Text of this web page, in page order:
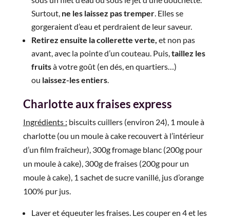
Surtout, ne les laissez pas tremper. Elles se
gorgeraient d’eau et perdraient de leur saveur.
Retirez ensuite la collerette verte, et non pas
avant, avec la pointe d’un couteau. Puis, taillez les
fruitsà votre goût (en dés, en quartiers…)
ou laissez-les entiers.
Charlotte aux fraises express
Ingrédients : biscuits cuillers (environ 24), 1 moule à
charlotte (ou un moule à cake recouvert à l’intérieur
d’un film fraîcheur), 300g fromage blanc (200g pour
un moule à cake), 300g de fraises (200g pour un
moule à cake), 1 sachet de sucre vanillé, jus d’orange
100% pur jus.
Laver et équeuter les fraises. Les couper en 4 et les